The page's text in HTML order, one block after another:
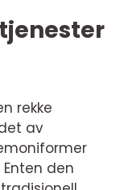
rekke
av
den